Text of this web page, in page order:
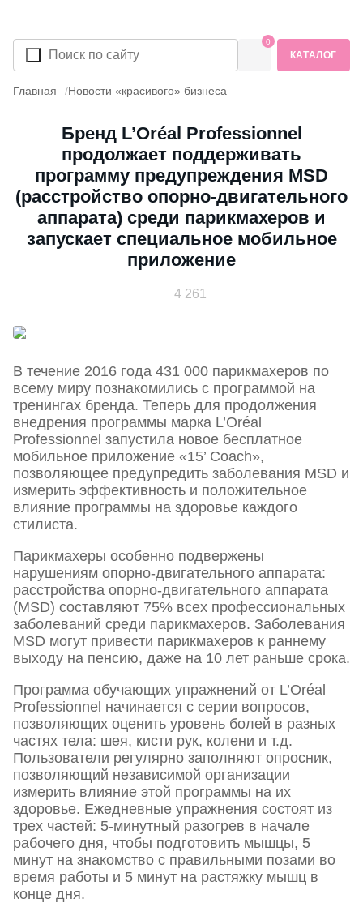
0
КАТАЛОГ
Главная Новости «красивого» бизнеса
Бренд L’Oréal Professionnel
продолжает поддерживать
программу предупреждения MSD
(расстройство опорно-двигательного
аппарата) среди парикмахеров и
запускает специальное мобильное
приложение
4 261
В течение 2016 года 431 000 парикмахеров по
всему миру познакомились с программой на
тренингах бренда. Теперь для продолжения
внедрения программы марка L’Oréal
Professionnel запустила новое бесплатное
мобильное приложение «15’ Coach»,
позволяющее предупредить заболевания MSD и
измерить эффективность и положительное
влияние программы на здоровье каждого
стилиста.
Парикмахеры особенно подвержены
нарушениям опорно-двигательного аппарата:
расстройства опорно-двигательного аппарата
(MSD) составляют 75% всех профессиональных
заболеваний среди парикмахеров. Заболевания
MSD могут привести парикмахеров к раннему
выходу на пенсию, даже на 10 лет раньше срока.
Программа обучающих упражнений от L’Oréal
Professionnel начинается с серии вопросов,
позволяющих оценить уровень болей в разных
частях тела: шея, кисти рук, колени и т.д.
Пользователи регулярно заполняют опросник,
позволяющий независимой организации
измерить влияние этой программы на их
здоровье. Ежедневные упражнения состоят из
трех частей: 5-минутный разогрев в начале
рабочего дня, чтобы подготовить мышцы, 5
минут на знакомство с правильными позами во
время работы и 5 минут на растяжку мышц в
конце дня.